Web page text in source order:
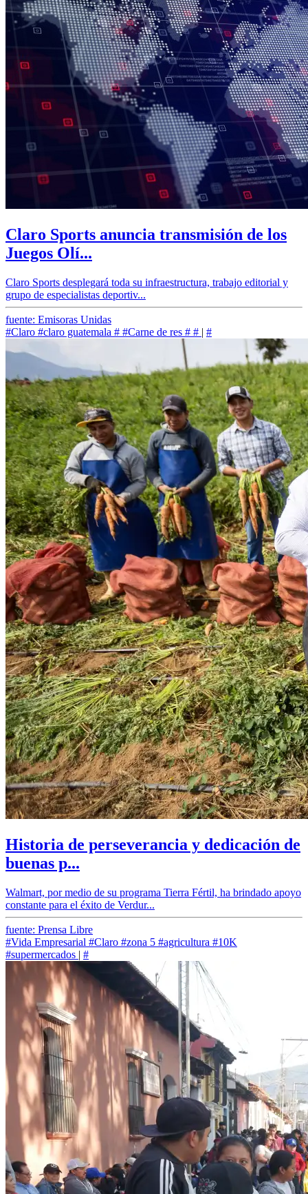
Claro Sports anuncia transmisión de los
Juegos Olí...
Claro Sports desplegará toda su infraestructura, trabajo editorial y
grupo de especialistas deportiv...
fuente: Emisoras Unidas
#Claro #claro guatemala # #Carne de res # # | #
Historia de perseverancia y dedicación de
buenas p...
Walmart, por medio de su programa Tierra Fértil, ha brindado apoyo
constante para el éxito de Verdur...
fuente: Prensa Libre
#Vida Empresarial #Claro #zona 5 #agricultura #10K
#supermercados | #